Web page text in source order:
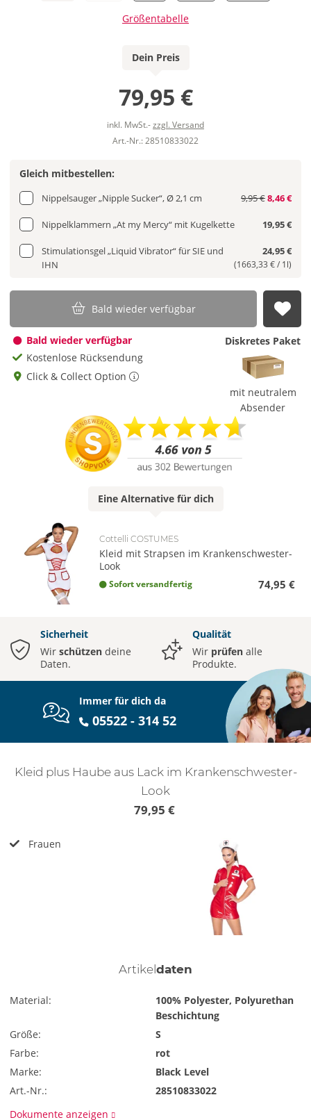
Größentabelle
Dein Preis
79,95 €
inkl. MwSt.-zzgl. Versand
Art.-Nr.: 28510833022
Gleich mitbestellen:
Nippelsauger „Nipple Sucker“, Ø 2,1 cm 9,95 €8,46 €
Nippelklammern „At my Mercy“ mit Kugelkette 19,95 €
Stimulationsgel „Liquid Vibrator“ für SIE und
IHN
24,95 €
(1663,33 € / 1l)
Bald wieder verfügbar
Bald wieder verfügbar
Kostenlose Rücksendung
Click & Collect Option
Diskretes Paket
mit neutralem
Absender
Eine Alternativefür dich
Cottelli COSTUMES
Kleid mit Strapsen im Krankenschwester-
Look
Sofort versandfertig 74,95 €
Sicherheit
Wir schützen deine
Daten.
Qualität
Wir prüfen alle
Produkte.
Immer für dich da
05522 - 314 52
Kleid plus Haube aus Lack im Krankenschwester-
Look
79,95 €
Frauen
Artikeldaten
Material:
100% Polyester, Polyurethan
Beschichtung
Größe:
S
Farbe:
rot
Marke:
Black Level
Art.-Nr.:
28510833022
Dokumente anzeigen